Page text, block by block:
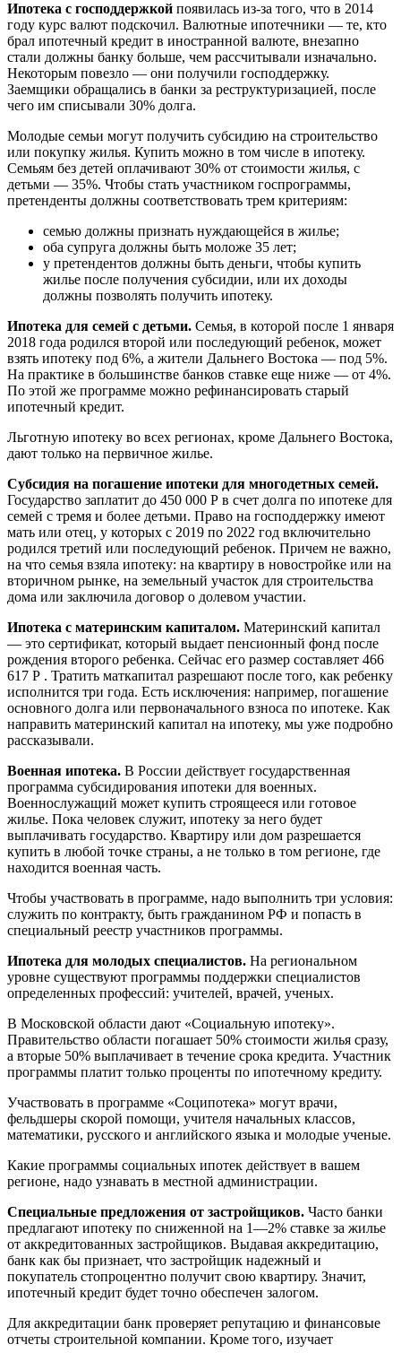
Ипотека c господдержкой появилась из-за того, что в 2014
году курс валют подскочил. Валютные ипотечники — те, кто
брал ипотечный кредит в иностранной валюте, внезапно
стали должны банку больше, чем рассчитывали изначально.
Некоторым повезло — они получили господдержку.
Заемщики обращались в банки за реструктуризацией, после
чего им списывали 30% долга.
Молодые семьи могут получить субсидию на строительство
или покупку жилья. Купить можно в том числе в ипотеку.
Семьям без детей оплачивают 30% от стоимости жилья, с
детьми — 35%. Чтобы стать участником госпрограммы,
претенденты должны соответствовать трем критериям:
семью должны признать нуждающейся в жилье;
оба супруга должны быть моложе 35 лет;
у претендентов должны быть деньги, чтобы купить
жилье после получения субсидии, или их доходы
должны позволять получить ипотеку.
Ипотека для семей с детьми. Семья, в которой после 1 января
2018 года родился второй или последующий ребенок, может
взять ипотеку под 6%, а жители Дальнего Востока — под 5%.
На практике в большинстве банков ставке еще ниже — от 4%.
По этой же программе можно рефинансировать старый
ипотечный кредит.
Льготную ипотеку во всех регионах, кроме Дальнего Востока,
дают только на первичное жилье.
Субсидия на погашение ипотеки для многодетных семей.
Государство заплатит до 450 000 Р в счет долга по ипотеке для
семей с тремя и более детьми. Право на господдержку имеют
мать или отец, у которых с 2019 по 2022 год включительно
родился третий или последующий ребенок. Причем не важно,
на что семья взяла ипотеку: на квартиру в новостройке или на
вторичном рынке, на земельный участок для строительства
дома или заключила договор о долевом участии.
Ипотека с материнским капиталом. Материнский капитал
— это сертификат, который выдает пенсионный фонд после
рождения второго ребенка. Сейчас его размер составляет 466
617 Р . Тратить маткапитал разрешают после того, как ребенку
исполнится три года. Есть исключения: например, погашение
основного долга или первоначального взноса по ипотеке. Как
направить материнский капитал на ипотеку, мы уже подробно
рассказывали.
Военная ипотека. В России действует государственная
программа субсидирования ипотеки для военных.
Военнослужащий может купить строящееся или готовое
жилье. Пока человек служит, ипотеку за него будет
выплачивать государство. Квартиру или дом разрешается
купить в любой точке страны, а не только в том регионе, где
находится военная часть.
Чтобы участвовать в программе, надо выполнить три условия:
служить по контракту, быть гражданином РФ и попасть в
специальный реестр участников программы.
Ипотека для молодых специалистов. На региональном
уровне существуют программы поддержки специалистов
определенных профессий: учителей, врачей, ученых.
В Московской области дают «Социальную ипотеку».
Правительство области погашает 50% стоимости жилья сразу,
а вторые 50% выплачивает в течение срока кредита. Участник
программы платит только проценты по ипотечному кредиту.
Участвовать в программе «Соципотека» могут врачи,
фельдшеры скорой помощи, учителя начальных классов,
математики, русского и английского языка и молодые ученые.
Какие программы социальных ипотек действует в вашем
регионе, надо узнавать в местной администрации.
Специальные предложения от застройщиков. Часто банки
предлагают ипотеку по сниженной на 1—2% ставке за жилье
от аккредитованных застройщиков. Выдавая аккредитацию,
банк как бы признает, что застройщик надежный и
покупатель стопроцентно получит свою квартиру. Значит,
ипотечный кредит будет точно обеспечен залогом.
Для аккредитации банк проверяет репутацию и финансовые
отчеты строительной компании. Кроме того, изучает